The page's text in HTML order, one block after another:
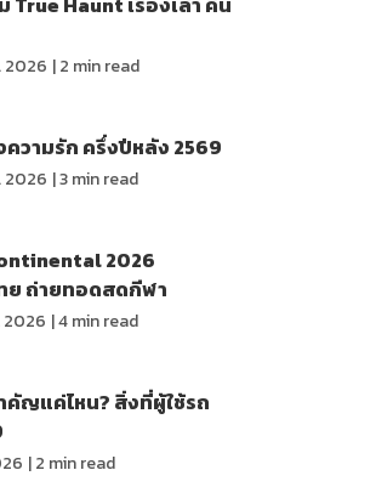
2026 |2 min read
วามรัก ครึ่งปีหลัง 2569
2026 |3min read
2026
ย ถ่ายทอดสดกีฬา
2026 |4min read
คัญแค่ไหน? สิ่งที่ผู้ใช้รถ
|2 min read